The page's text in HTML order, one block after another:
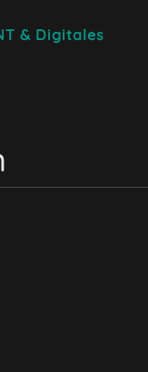
& Digitales